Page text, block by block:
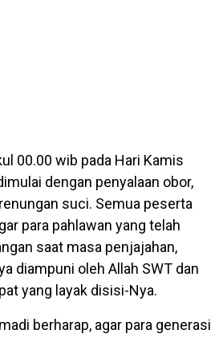
00.00 wib pada Hari Kamis
dengan penyalaan obor,
suci. Semua peserta
para pahlawan yang telah
saat masa penjajahan,
diampuni oleh Allah SWT dan
yang layak disisi-Nya.
berharap, agar para generasi